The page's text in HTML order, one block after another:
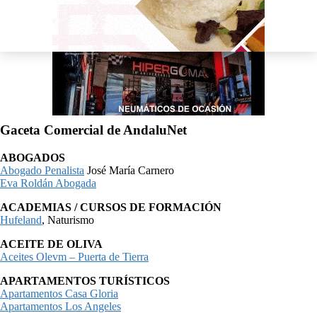
Gaceta Comercial de AndaluNet
ABOGADOS
Abogado Penalista José María Carnero
Eva Roldán Abogada
ACADEMIAS / CURSOS DE FORMACIÓN
Hufeland, Naturismo
ACEITE DE OLIVA
Aceites Olevm – Puerta de Tierra
APARTAMENTOS TURÍSTICOS
Apartamentos Casa Gloria
Apartamentos Los Angeles